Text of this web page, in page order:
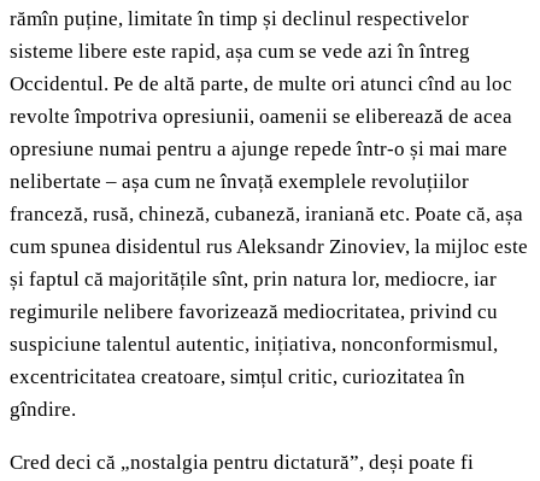
rămîn puține, limitate în timp și declinul respectivelor
sisteme libere este rapid, așa cum se vede azi în întreg
Occidentul. Pe de altă parte, de multe ori atunci cînd au loc
revolte împotriva opresiunii, oamenii se eliberează de acea
opresiune numai pentru a ajunge repede într-o și mai mare
nelibertate – așa cum ne învață exemplele revoluțiilor
franceză, rusă, chineză, cubaneză, iraniană etc. Poate că, așa
cum spunea disidentul rus Aleksandr Zinoviev, la mijloc este
și faptul că majoritățile sînt, prin natura lor, mediocre, iar
regimurile nelibere favorizează mediocritatea, privind cu
suspiciune talentul autentic, inițiativa, nonconformismul,
excentricitatea creatoare, simțul critic, curiozitatea în
gîndire.
Cred deci că „nostalgia pentru dictatură”, deși poate fi